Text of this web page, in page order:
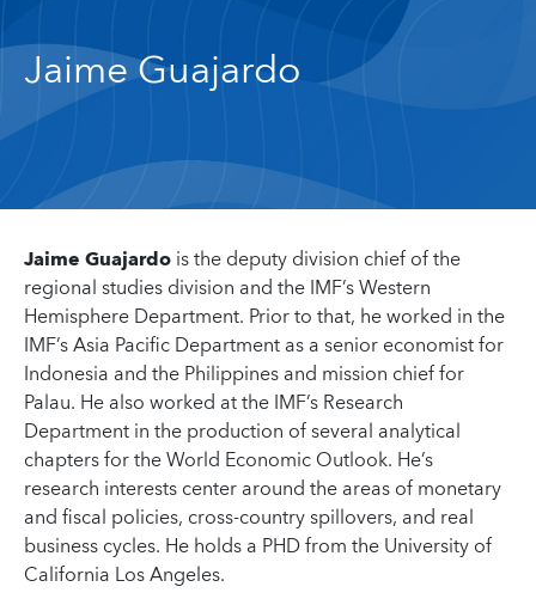
Jaime Guajardo
Jaime Guajardois the deputy division chief of the
regional studies division and the IMF’s Western
Hemisphere Department. Prior to that, he worked in the
IMF’s Asia Pacific Department as a senior economist for
Indonesia and the Philippines and mission chief for
Palau. He also worked at the IMF’s Research
Department in the production of several analytical
chapters for the World Economic Outlook. He’s
research interests center around the areas of monetary
and fiscal policies, cross-country spillovers, and real
business cycles. He holds a PHD from the University of
California Los Angeles.